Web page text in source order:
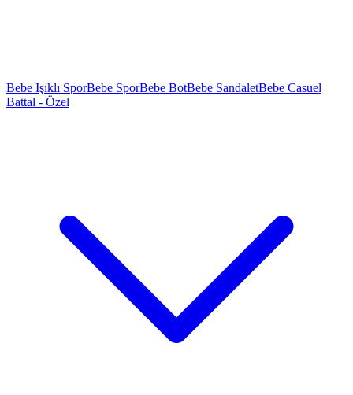
Bebe Işıklı SporBebe SporBebe BotBebe SandaletBebe Casuel
Battal - Özel